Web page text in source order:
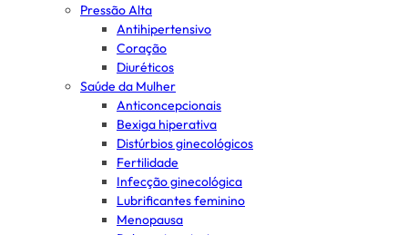
Pressão Alta
Antihipertensivo
Coração
Diuréticos
Saúde da Mulher
Anticoncepcionais
Bexiga hiperativa
Distúrbios ginecológicos
Fertilidade
Infecção ginecológica
Lubrificantes feminino
Menopausa